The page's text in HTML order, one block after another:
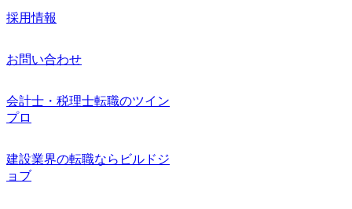
採用情報
お問い合わせ
会計士・税理士転職のツイン
プロ
建設業界の転職ならビルドジ
ョブ